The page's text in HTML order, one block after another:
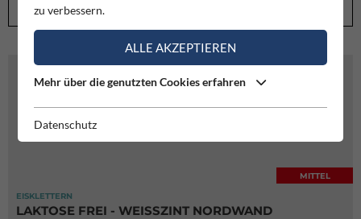
FILTEROPTIONEN
EISKLETTERN
MITTEL
LAKTOSE FREI - WEISSZINT NORDWAND
zu verbessern.
ALLE AKZEPTIEREN
Mehr über die genutzten Cookies erfahren
Datenschutz